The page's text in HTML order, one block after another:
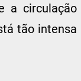
a circulação
tão intensa